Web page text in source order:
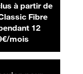
à partir de
Fibre
€ par mois
12
mois42,99 € par